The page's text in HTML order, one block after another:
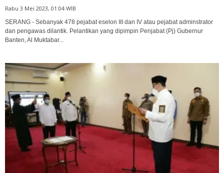
Rabu 3 Mei 2023, 01:04 WIB
SERANG - Sebanyak 478 pejabat eselon III dan IV atau pejabat adminstrator
dan pengawas dilantik. Pelantikan yang dipimpin Penjabat (Pj) Gubernur
Banten, Al Muktabar...